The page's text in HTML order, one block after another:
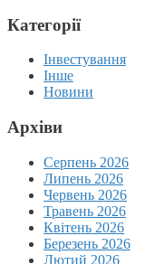
Категорії
Інвестування
Інше
Новини
Архіви
Серпень 2026
Липень 2026
Червень 2026
Травень 2026
Квітень 2026
Березень 2026
Лютий 2026